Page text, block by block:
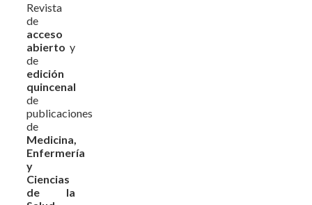
Revista
de
acceso
abierto y
de
edición
quincenal
de
publicaciones
de
Medicina,
Enfermería
y
Ciencias
de la